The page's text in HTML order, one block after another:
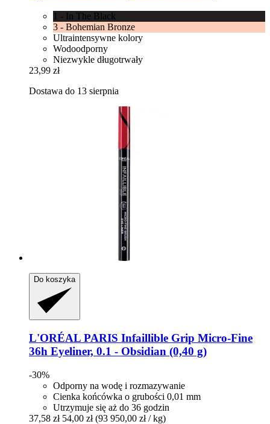
1 - In The Black
3 - Bohemian Bronze
Ultraintensywne kolory
Wodoodporny
Niezwykle długotrwały
23,99 zł
Dostawa do 13 sierpnia
Do koszyka
L'ORÉAL PARIS Infaillible Grip Micro-​Fine
36h Eyeliner, 0.1 -​ Obsidian (0,40 g)
-30%
Odporny na wodę i rozmazywanie
Cienka końcówka o grubości 0,01 mm
Utrzymuje się aż do 36 godzin
37,58 zł 54,00 zł (93 950,00 zł / kg)